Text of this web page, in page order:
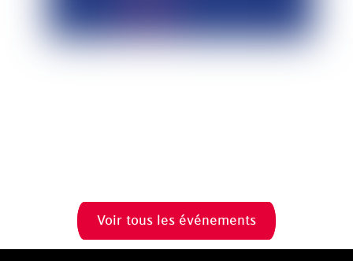
30 septembre 2026
Voir tous les événements